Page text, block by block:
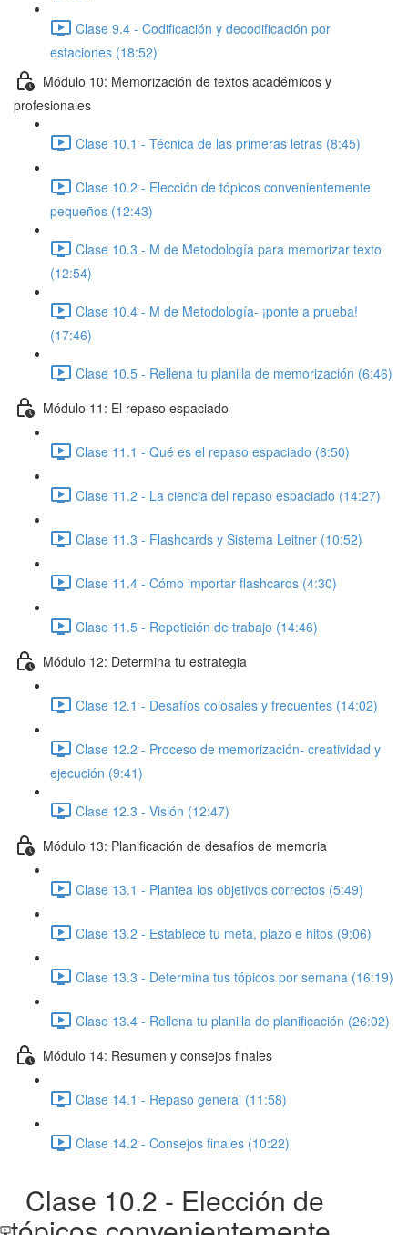
Clase 9.4 - Codificación y decodificación por
estaciones (18:52)
Módulo 10: Memorización de textos académicos y
profesionales
Clase 10.1 - Técnica de las primeras letras (8:45)
Clase 10.2 - Elección de tópicos convenientemente
pequeños (12:43)
Clase 10.3 - M de Metodología para memorizar texto
(12:54)
Clase 10.4 - M de Metodología- ¡ponte a prueba!
(17:46)
Clase 10.5 - Rellena tu planilla de memorización (6:46)
Módulo 11: El repaso espaciado
Clase 11.1 - Qué es el repaso espaciado (6:50)
Clase 11.2 - La ciencia del repaso espaciado (14:27)
Clase 11.3 - Flashcards y Sistema Leitner (10:52)
Clase 11.4 - Cómo importar flashcards (4:30)
Clase 11.5 - Repetición de trabajo (14:46)
Módulo 12: Determina tu estrategia
Clase 12.1 - Desafíos colosales y frecuentes (14:02)
Clase 12.2 - Proceso de memorización- creatividad y
ejecución (9:41)
Clase 12.3 - Visión (12:47)
Módulo 13: Planificación de desafíos de memoria
Clase 13.1 - Plantea los objetivos correctos (5:49)
Clase 13.2 - Establece tu meta, plazo e hitos (9:06)
Clase 13.3 - Determina tus tópicos por semana (16:19)
Clase 13.4 - Rellena tu planilla de planificación (26:02)
Módulo 14: Resumen y consejos finales
Clase 14.1 - Repaso general (11:58)
Clase 14.2 - Consejos finales (10:22)
Clase 10.2 - Elección de